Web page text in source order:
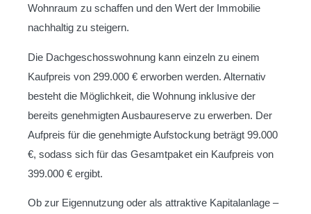
Wohnraum zu schaffen und den Wert der Immobilie
nachhaltig zu steigern.
Die Dachgeschosswohnung kann einzeln zu einem
Kaufpreis von 299.000 € erworben werden. Alternativ
besteht die Möglichkeit, die Wohnung inklusive der
bereits genehmigten Ausbaureserve zu erwerben. Der
Aufpreis für die genehmigte Aufstockung beträgt 99.000
€, sodass sich für das Gesamtpaket ein Kaufpreis von
399.000 € ergibt.
Ob zur Eigennutzung oder als attraktive Kapitalanlage –